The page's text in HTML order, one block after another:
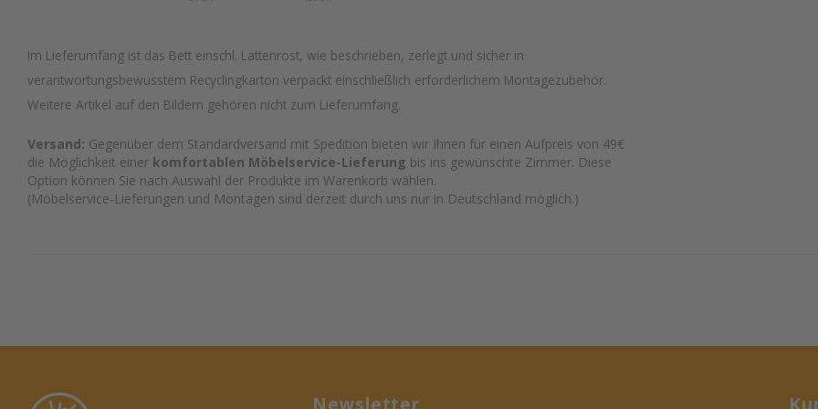
Im Lieferumfang ist das Bett einschl. Lattenrost, wie beschrieben, zerlegt und sicher in
verantwortungsbewusstem Recyclingkarton verpackt einschließlich erforderlichem Montagezubehör.
Weitere Artikel auf den Bildern gehören nicht zum Lieferumfang.
Versand: Gegenüber dem Standardversand mit Spedition bieten wir Ihnen für einen Aufpreis von 49€
die Möglichkeit einer komfortablen Möbelservice-Lieferung bis ins gewünschte Zimmer. Diese
Option können Sie nach Auswahl der Produkte im Warenkorb wählen.
(Möbelservice-Lieferungen und Montagen sind derzeit durch uns nur in Deutschland möglich.)
Newsletter